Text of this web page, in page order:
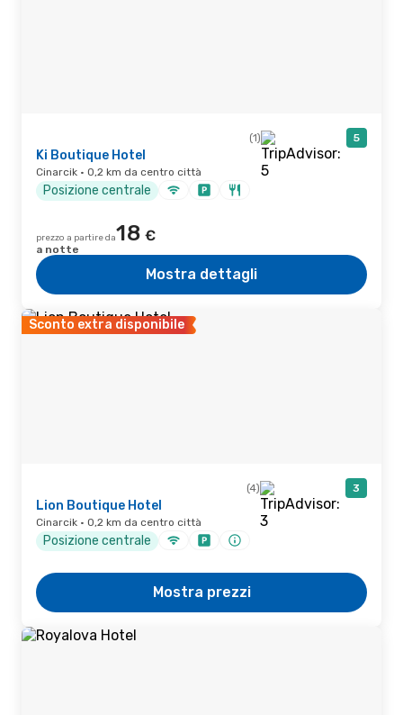
(1) 5
Ki Boutique Hotel
Cinarcik · 0,2 km da centro città
Posizione centrale
prezzo a partire da18 €
a notte
Mostra dettagli
Sconto extra disponibile
(4) 3
Lion Boutique Hotel
Cinarcik · 0,2 km da centro città
Posizione centrale
Mostra prezzi